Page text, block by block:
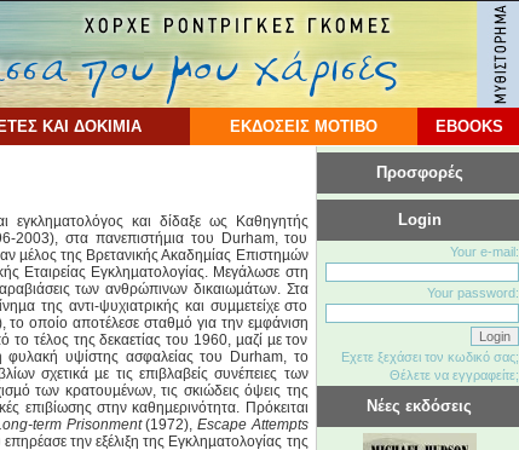
ΚΑΙ ΔΟΚΙΜΙΑ ΕΚΔΟΣΕΙΣ ΜΟΤΙΒΟ EBOOKS
εγκληµατολόγος και δίδαξε ως Καθηγητής
2003), στα πανεπιστήµια του Durham, του
µέλος της Βρετανικής Ακαδηµίας Επιστηµών
Εται­ρείας Εγκληµατολογίας. Μεγάλωσε στη
των ανθρώπινων δικαιωµάτων. Στα
της αντι-ψυχιατρικής και συµµετείχε στο
το οποίο αποτέλεσε σταθµό για την εµφάνιση
τέλος της δεκαετίας του 1960, µαζί µε τον
υψίστης ασφαλείας του Durham, το
σχετικά µε τις επιβλαβείς συνέπειες των
των κρατουµένων, τις σκιώδεις όψεις της
επιβίωσης στην καθηµερινότητα. Πρόκειται
term Prisonment(1972), Escape Attempts
την εξέλιξη της Εγκληµατολογίας της
Προσφορές
Login
Your e-mail:
Your password:
Εχετε ξεχάσει τον κωδικό σας;
Θέλετε να εγγραφείτε;
Νέες εκδόσεις